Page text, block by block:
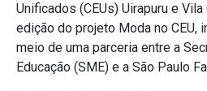
Unificados (CEUs) Uirapuru e Vila
edição do projeto Moda no CEU,
meio de uma parceria entre a
Educação (SME) e a São Paulo